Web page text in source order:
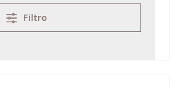
Filtro